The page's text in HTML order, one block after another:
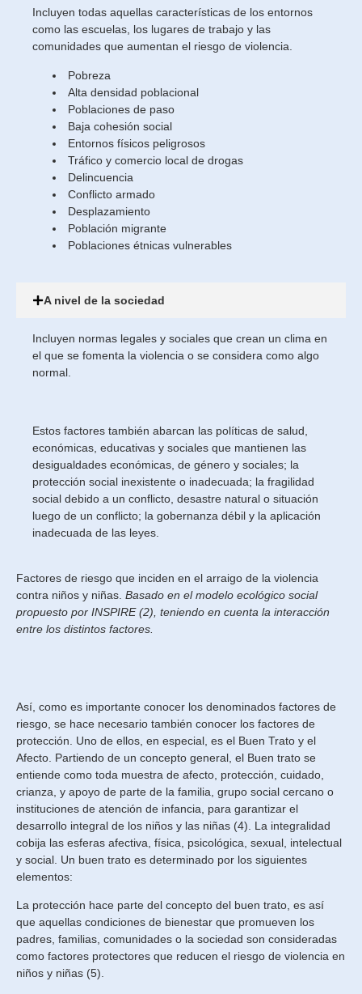
Incluyen todas aquellas características de los entornos
como las escuelas, los lugares de trabajo y las
comunidades que aumentan el riesgo de violencia.
Pobreza
Alta densidad poblacional
Poblaciones de paso
Baja cohesión social
Entornos físicos peligrosos
Tráfico y comercio local de drogas
Delincuencia
Conflicto armado
Desplazamiento
Población migrante
Poblaciones étnicas vulnerables
A nivel de la sociedad
Incluyen normas legales y sociales que crean un clima en
el que se fomenta la violencia o se considera como algo
normal.
Estos factores también abarcan las políticas de salud,
económicas, educativas y sociales que mantienen las
desigualdades económicas, de género y sociales; la
protección social inexistente o inadecuada; la fragilidad
social debido a un conflicto, desastre natural o situación
luego de un conflicto; la gobernanza débil y la aplicación
inadecuada de las leyes.
Factores de riesgo que inciden en el arraigo de la violencia
contra niños y niñas. Basado en el modelo ecológico social
propuesto por INSPIRE (2), teniendo en cuenta la interacción
entre los distintos factores.
Así, como es importante conocer los denominados factores de
riesgo, se hace necesario también conocer los factores de
protección. Uno de ellos, en especial, es el Buen Trato y el
Afecto. Partiendo de un concepto general, el Buen trato se
entiende como toda muestra de afecto, protección, cuidado,
crianza, y apoyo de parte de la familia, grupo social cercano o
instituciones de atención de infancia, para garantizar el
desarrollo integral de los niños y las niñas (4). La integralidad
cobija las esferas afectiva, física, psicológica, sexual, intelectual
y social. Un buen trato es determinado por los siguientes
elementos:
La protección hace parte del concepto del buen trato, es así
que aquellas condiciones de bienestar que promueven los
padres, familias, comunidades o la sociedad son consideradas
como factores protectores que reducen el riesgo de violencia en
niños y niñas (5).